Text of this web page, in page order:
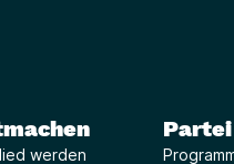
werden
Partei